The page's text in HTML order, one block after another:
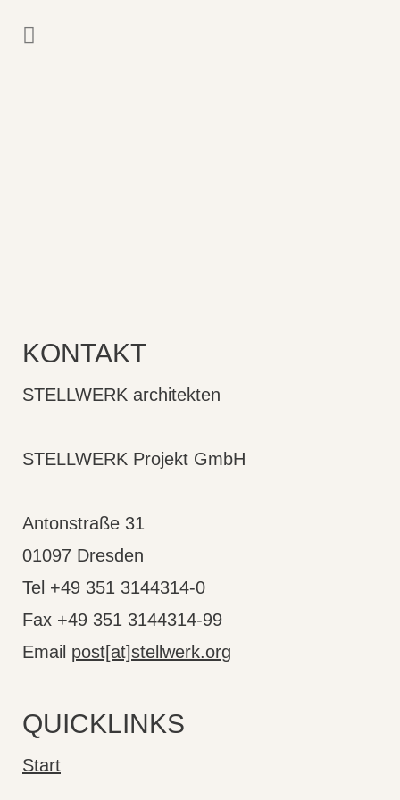
KONTAKT
STELLWERK architekten
STELLWERK Projekt GmbH
Antonstraße 31
01097 Dresden
Tel +49 351 3144314-0
Fax +49 351 3144314-99
Email post[at]stellwerk.org
QUICKLINKS
Start